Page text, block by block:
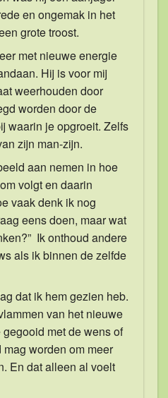
en ongemak in het
grote troost.
met nieuwe energie
Hij is voor mij
weerhouden door
worden door de
waarin je opgroeit. Zelfs
zijn man-zijn.
aan nemen in hoe
volgt en daarin
vaak denk ik nog
eens doen, maar wat
Ik onthoud andere
als ik binnen de zelfde
dat ik hem gezien heb.
van het nieuwe
met de wens of
worden om meer
En dat alleen al voelt